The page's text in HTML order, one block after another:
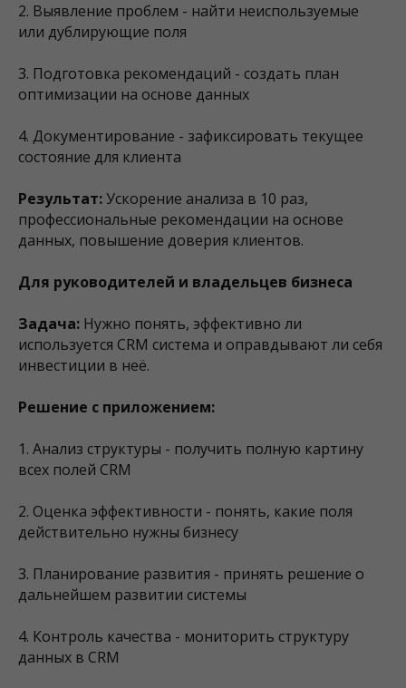
2. Выявление проблем - найти неиспользуемые
или дублирующие поля
3. Подготовка рекомендаций - создать план
оптимизации на основе данных
4. Документирование - зафиксировать текущее
состояние для клиента
Результат:Ускорение анализа в 10 раз,
профессиональные рекомендации на основе
данных, повышение доверия клиентов.
Для руководителей и владельцев бизнеса
Задача: Нужно понять, эффективно ли
используется CRM система и оправдывают ли себя
инвестиции в неё.
Решение с приложением:
1. Анализ структуры - получить полную картину
всех полей CRM
2. Оценка эффективности - понять, какие поля
действительно нужны бизнесу
3. Планирование развития - принять решение о
дальнейшем развитии системы
4. Контроль качества - мониторить структуру
данных в CRM